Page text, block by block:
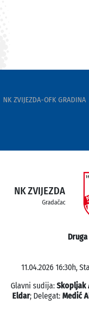
NK ZVIJEZDA-OFK GRADINA
NK ZVIJEZDA
Gradačac
11.04.2026 16:30h,
Glavni sudija: Skopljak
Eldar; Delegat: Medić